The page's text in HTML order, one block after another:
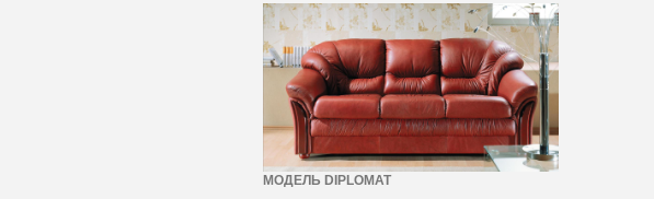
МОДЕЛЬ DIPLOMAT